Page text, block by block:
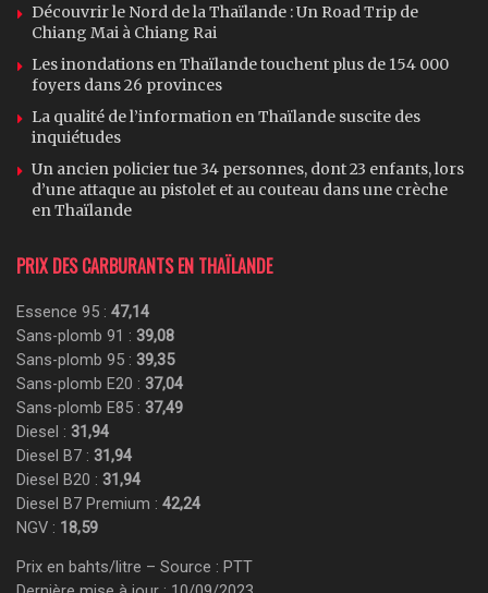
Découvrir le Nord de la Thaïlande : Un Road Trip de
Chiang Mai à Chiang Rai
Les inondations en Thaïlande touchent plus de 154 000
foyers dans 26 provinces
La qualité de l’information en Thaïlande suscite des
inquiétudes
Un ancien policier tue 34 personnes, dont 23 enfants, lors
d’une attaque au pistolet et au couteau dans une crèche
en Thaïlande
PRIX DES CARBURANTS EN THAÏLANDE
Essence 95 : 47,14
Sans-plomb 91 : 39,08
Sans-plomb 95 : 39,35
Sans-plomb E20 : 37,04
Sans-plomb E85 : 37,49
Diesel : 31,94
Diesel B7 : 31,94
Diesel B20 : 31,94
Diesel B7 Premium : 42,24
NGV : 18,59
Prix en bahts/litre – Source : PTT